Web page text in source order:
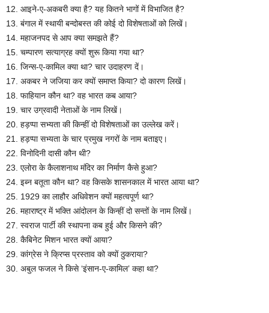
12. आइने-ए-अकबरी क्या है? यह कितने भागों में विभाजित है?
13. बंगाल में स्थायी बन्दोबस्त की कोई दो विशेषताओं को लिखें।
14. महाजनपद से आप क्या समझते हैं?
15. चम्पारण सत्याग्रह क्यों शुरू किया गया था?
16. जिन्स-ए-कामिल क्या था? चार उदाहरण दें।
17. अकबर ने जजिया कर क्यों समाप्त किया? दो कारण लिखें।
18. फाहियान कौन था? वह भारत कब आया?
19. चार उग्रवादी नेताओं के नाम लिखें।
20. हड़प्पा सभ्यता की किन्हीं दो विशेषताओं का उल्लेख करें।
21. हड़प्पा सभ्यता के चार प्रमुख नगरों के नाम बताइए।
22. विनोदिनी दासी कौन थी?
23. एलोरा के कैलाशनाथ मंदिर का निर्माण कैसे हुआ?
24. इब्न बतूता कौन था? वह किसके शासनकाल में भारत आया था?
25. 1929 का लाहौर अधिवेशन क्यों महत्वपूर्ण था?
26. महाराष्ट्र में भक्ति आंदोलन के किन्हीं दो सन्तों के नाम लिखें।
27. स्वराज पार्टी की स्थापना कब हुई और किसने की?
28. कैबिनेट मिशन भारत क्यों आया?
29. कांग्रेस ने क्रिप्स प्रस्ताव को क्यों ठुकराया?
30. अबुल फजल ने किसे ‘इंसान-ए-कामिल’ कहा था?